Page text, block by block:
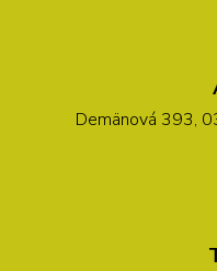
Demänová 393,